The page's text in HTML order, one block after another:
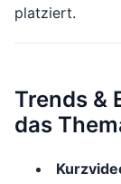
platziert.
Trends &
das